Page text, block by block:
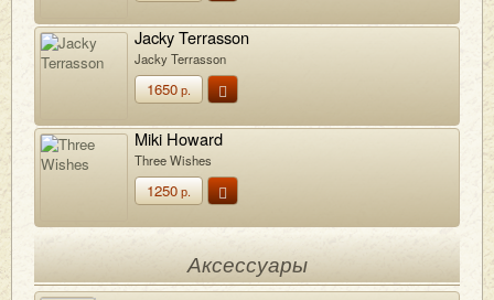
Jacky Terrasson
Jacky Terrasson
1650р.
Miki Howard
Three Wishes
1250р.
Аксессуары